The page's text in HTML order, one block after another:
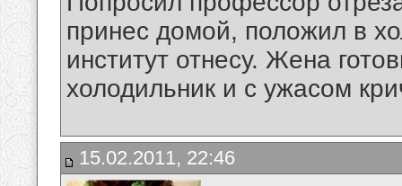
принес домой, положил в
институт отнесу. Жена
холодильник и с ужасом
15.02.2011, 22:46